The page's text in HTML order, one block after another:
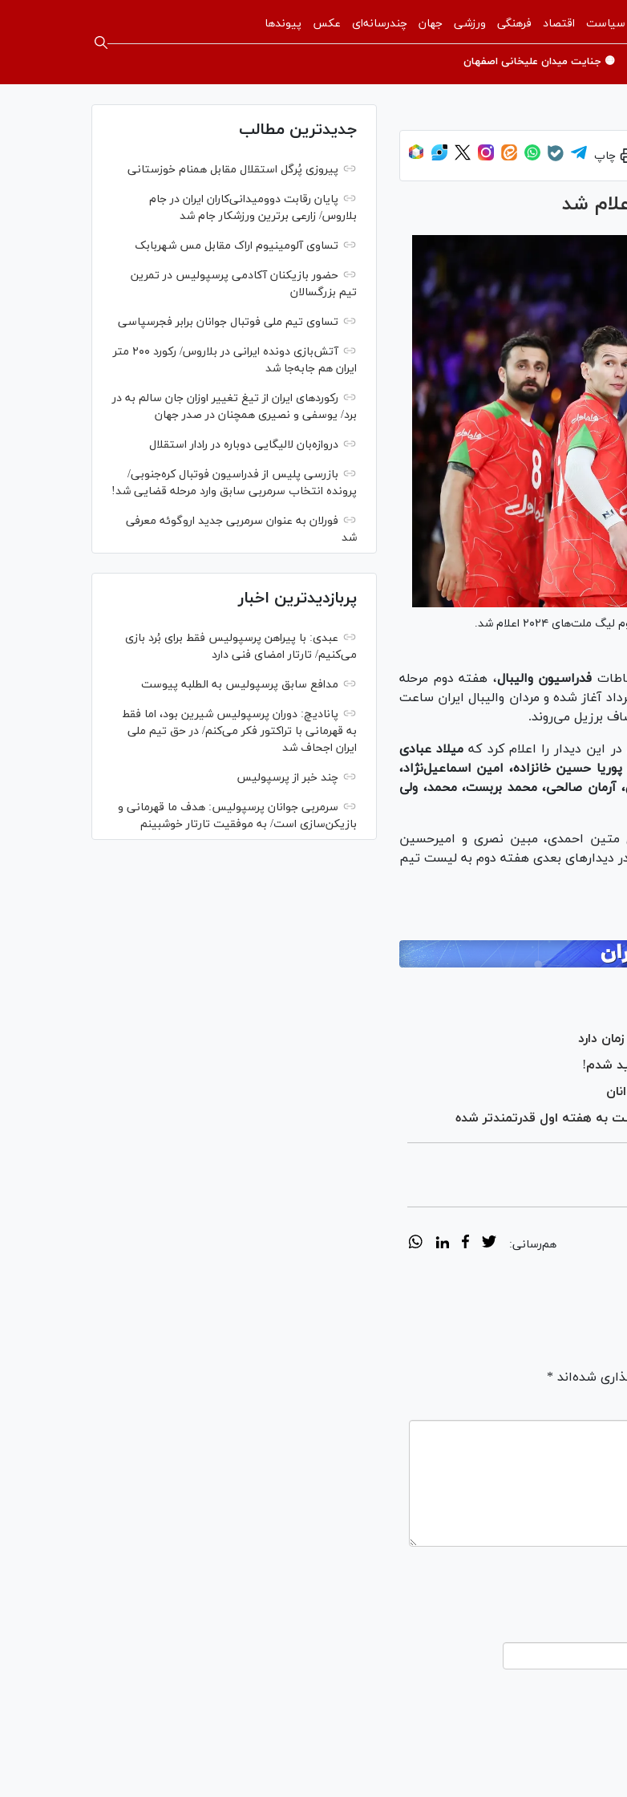
سیاست اقتصاد فرهنگی ورزشی جهان چندرسانه‌ای عکس پیوندها
🟡 جنایت میدان علیخانی اصفهان
چاپ
۲۰۲۴ اعلام شد.
فدراسیون والیبال، هفته دوم مرحله
مسابقات والیبال لیگ ملت‌های والیبال گروه مردان از ۱۵ خرداد آغاز شده و مردان والیبال ایران ساعت
میلاد عبادی
حسین خانزاده، امین اسماعیل‌نژاد،
آرمان صالحی، محمد بربست، محمد، ولی
متین احمدی، مبین نصری و امیرحسین
دیدار‌های بعدی هفته دوم به لیست تیم
دارد
شدم!
به هفته اول قدرتمندتر شده
هم‌رسانی:
شده‌اند *
جدیدترین مطالب
پیروزی پُرگل استقلال مقابل همنام خوزستانی
پایان رقابت دوومیدانی‌کاران ایران در جام
بلاروس/ زارعی برترین ورزشکار جام شد
تساوی آلومینیوم اراک مقابل مس شهربابک
حضور بازیکنان آکادمی پرسپولیس در تمرین
تیم بزرگسالان
تساوی تیم ملی فوتبال جوانان برابر فجرسپاسی
آتش‌بازی دونده ایرانی در بلاروس/ رکورد ۲۰۰ متر
ایران هم جابه‌جا شد
رکورد‌های ایران از تیغ تغییر اوزان جان سالم به در
برد/ یوسفی و نصیری همچنان در صدر جهان
دروازه‌بان لالیگایی دوباره در رادار استقلال
بازرسی پلیس از فدراسیون فوتبال کره‌جنوبی/
پرونده انتخاب سرمربی سابق وارد مرحله قضایی شد!
فورلان به عنوان سرمربی جدید اروگوئه معرفی
شد
پربازدیدترین اخبار
عبدی: با پیراهن پرسپولیس فقط برای بُرد بازی
می‌کنیم/ تارتار امضای فنی دارد
مدافع سابق پرسپولیس به الطلبه پیوست
پانادیچ: دوران پرسپولیس شیرین بود، اما فقط
به قهرمانی با تراکتور فکر می‌کنم/ در حق تیم ملی
ایران اجحاف شد
چند خبر از پرسپولیس
سرمربی جوانان پرسپولیس: هدف ما قهرمانی و
بازیکن‌سازی است/ به موفقیت تارتار خوشبینم